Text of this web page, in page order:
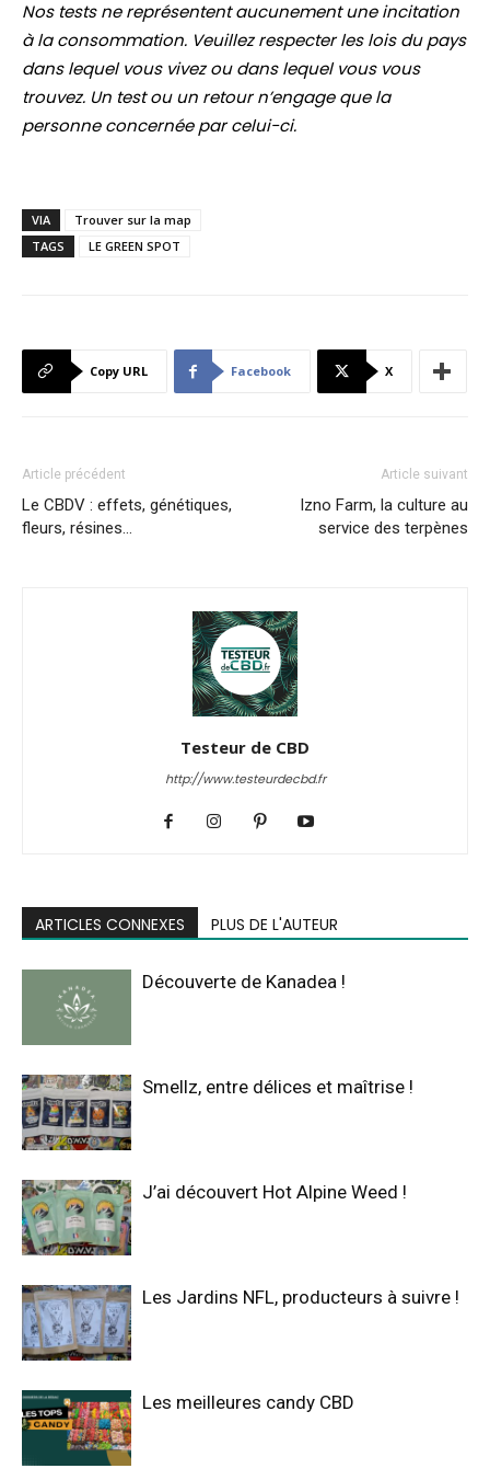
Nos tests ne représentent aucunement une incitation
à la consommation. Veuillez respecter les lois du pays
dans lequel vous vivez ou dans lequel vous vous
trouvez. Un test ou un retour n’engage que la
personne concernée par celui-ci.
VIA
Trouver sur la map
TAGS
LE GREEN SPOT
Copy URL Facebook X
Article précédent
Le CBDV : effets, génétiques,
fleurs, résines…
Article suivant
Izno Farm, la culture au
service des terpènes
Testeur de CBD
http://www.testeurdecbd.fr
ARTICLES CONNEXES PLUS DE L'AUTEUR
Découverte de Kanadea !
Smellz, entre délices et maîtrise !
J’ai découvert Hot Alpine Weed !
Les Jardins NFL, producteurs à suivre !
Les meilleures candy CBD